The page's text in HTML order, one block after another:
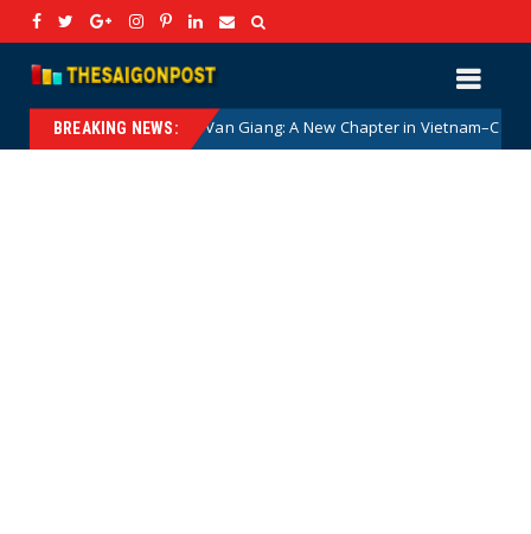
BREAKING NEWS:
Phan Van Giang: A New Chapter in Vietnam–Canada Defence